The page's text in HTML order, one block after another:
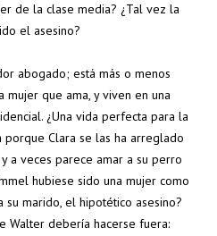
de la clase media? ¿Tal vez la
el asesino?
abogado; está más o menos
mujer que ama, y viven en una
¿Una vida perfecta para la
Clara se las ha arreglado
a veces parece amar a su perro
hubiese sido una mujer como
su marido, el hipotético asesino?
Walter debería hacerse fuera: